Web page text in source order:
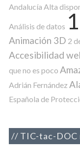
Andalucía Alta
Análisis de datos
Animación 3D 2
Accesibilidad
que no es poco
Adrián Fernández
Española de
TIC-tac-